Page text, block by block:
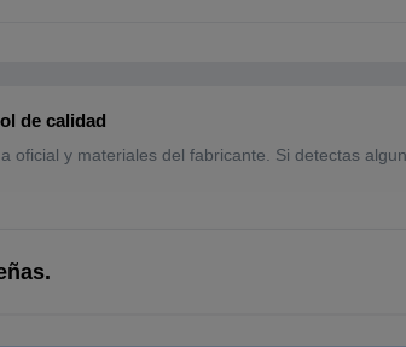
de calidad
oficial y materiales del fabricante. Si detectas